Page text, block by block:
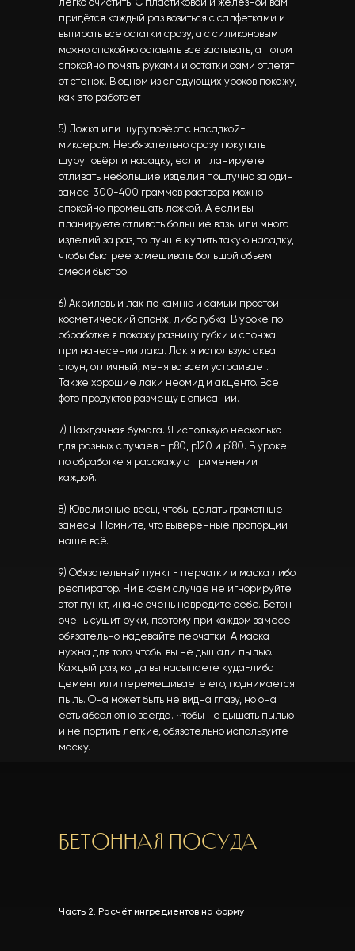
легко очистить. С пластиковой и железной вам
придётся каждый раз возиться с салфетками и
вытирать все остатки сразу, а с силиконовым
можно спокойно оставить все застывать, а потом
спокойно помять руками и остатки сами отлетят
от стенок. В одном из следующих уроков покажу,
как это работает
5) Ложка или шуруповёрт с насадкой-
миксером. Необязательно сразу покупать
шуруповёрт и насадку, если планируете
отливать небольшие изделия поштучно за один
замес. 300-400 граммов раствора можно
спокойно промешать ложкой. А если вы
планируете отливать большие вазы или много
изделий за раз, то лучше купить такую насадку,
чтобы быстрее замешивать большой объем
смеси быстро
6) Акриловый лак по камню и самый простой
косметический спонж, либо губка. В уроке по
обработке я покажу разницу губки и спонжа
при нанесении лака. Лак я использую аква
стоун, отличный, меня во всем устраивает.
Также хорошие лаки неомид и акценто. Все
фото продуктов размещу в описании.
7) Наждачная бумага. Я использую несколько
для разных случаев - р80, р120 и р180. В уроке
по обработке я расскажу о применении
каждой.
8) Ювелирные весы, чтобы делать грамотные
замесы. Помните, что выверенные пропорции -
наше всё.
9) Обязательный пункт - перчатки и маска либо
респиратор. Ни в коем случае не игнорируйте
этот пункт, иначе очень навредите себе. Бетон
очень сушит руки, поэтому при каждом замесе
обязательно надевайте перчатки. А маска
нужна для того, чтобы вы не дышали пылью.
Каждый раз, когда вы насыпаете куда-либо
цемент или перемешиваете его, поднимается
пыль. Она может быть не видна глазу, но она
есть абсолютно всегда. Чтобы не дышать пылью
и не портить легкие, обязательно используйте
маску.
Бетонная посуда
Часть 2. Расчёт ингредиентов на форму